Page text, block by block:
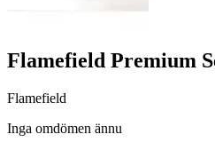
Flamefield Premium
Flamefield
Inga omdömen ännu